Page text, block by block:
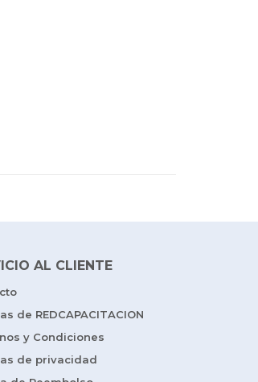
AL CLIENTE
de REDCAPACITACION
y Condiciones
de privacidad